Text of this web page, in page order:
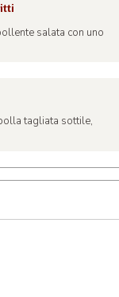
salata con uno
tagliata sottile,